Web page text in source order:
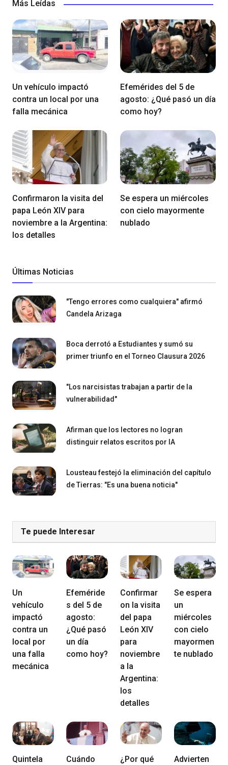
Más Leídas
Un vehículo impactó
contra un local por una
falla mecánica
Efemérides del 5 de
agosto: ¿Qué pasó un día
como hoy?
Confirmaron la visita del
papa León XIV para
noviembre a la Argentina:
los detalles
Se espera un miércoles
con cielo mayormente
nublado
Últimas Noticias
"Tengo errores como cualquiera" afirmó
Candela Arizaga
Boca derrotó a Estudiantes y sumó su
primer triunfo en el Torneo Clausura 2026
"Los narcisistas trabajan a partir de la
vulnerabilidad"
Afirman que los lectores no logran
distinguir relatos escritos por IA
Lousteau festejó la eliminación del capítulo
de Tierras: "Es una buena noticia"
Te puede Interesar
Un
vehículo
impactó
contra un
local por
una falla
mecánica
Efeméride
s del 5 de
agosto:
¿Qué pasó
un día
como hoy?
Confirmar
on la visita
del papa
León XIV
para
noviembre
a la
Argentina:
los
detalles
Se espera
un
miércoles
con cielo
mayormen
te nublado
Quintela
Cuándo
¿Por qué
Advierten